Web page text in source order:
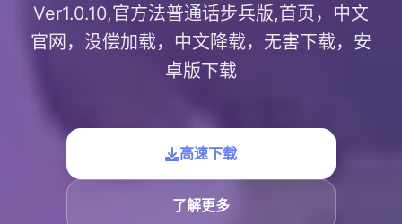
Ver1.0.10,官方法普通话步兵版,首页，中文
官网，没偿加载，中文降载，无害下载，安
卓版下载
高速下载
了解更多